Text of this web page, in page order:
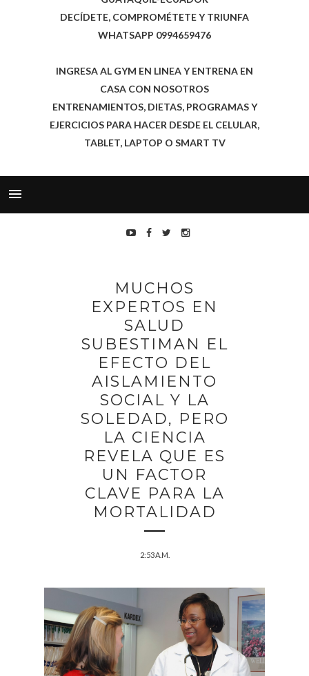
DECÍDETE, COMPROMÉTETE Y TRIUNFA
WHATSAPP 0994659476
INGRESA AL GYM EN LINEA Y ENTRENA EN
CASA CON NOSOTROS
ENTRENAMIENTOS, DIETAS, PROGRAMAS Y
EJERCICIOS PARA HACER DESDE EL CELULAR,
TABLET, LAPTOP O SMART TV
MUCHOS
EXPERTOS EN
SALUD
SUBESTIMAN EL
EFECTO DEL
AISLAMIENTO
SOCIAL Y LA
SOLEDAD, PERO
LA CIENCIA
REVELA QUE ES
UN FACTOR
CLAVE PARA LA
MORTALIDAD
2:53 A.M.